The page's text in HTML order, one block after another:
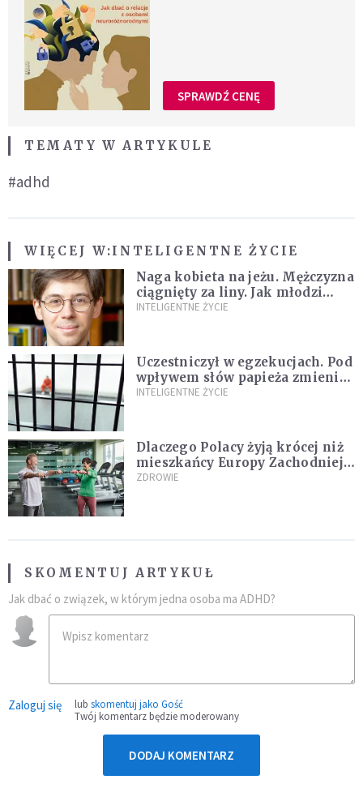
SPRAWDŹ CENĘ
TEMATY W ARTYKULE
#adhd
WIĘCEJ W:INTELIGENTNE ŻYCIE
Naga kobieta na jeżu. Mężczyzna
ciągnięty za liny. Jak młodzi
ludzie opisywali swoje
INTELIGENTNE ŻYCIE
Uczestniczył w egzekucjach. Pod
wpływem słów papieża zmienił
zdanie
INTELIGENTNE ŻYCIE
Dlaczego Polacy żyją krócej niż
mieszkańcy Europy Zachodniej?
Ekspertka wskazuje główne
ZDROWIE
SKOMENTUJ ARTYKUŁ
Jak dbać o związek, w którym jedna osoba ma ADHD?
Zaloguj się lub skomentuj jako Gość
Twój komentarz będzie moderowany
DODAJ KOMENTARZ